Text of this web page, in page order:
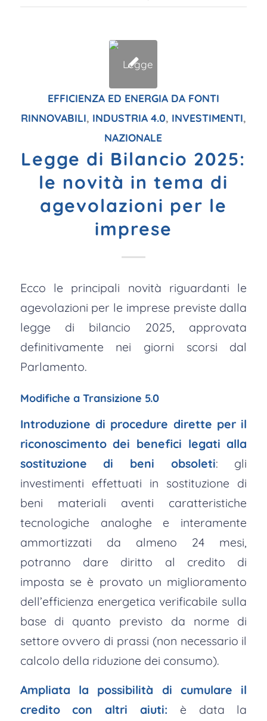
EFFICIENZA ED ENERGIA DA FONTI
RINNOVABILI, INDUSTRIA 4.0, INVESTIMENTI,
NAZIONALE
Legge di Bilancio 2025:
le novità in tema di
agevolazioni per le
imprese
Ecco le principali novità riguardanti le
agevolazioni per le imprese previste dalla
legge di bilancio 2025, approvata
definitivamente nei giorni scorsi dal
Parlamento.
Modifiche a Transizione 5.0
Introduzione di procedure dirette per il
riconoscimento dei benefici legati alla
sostituzione di beni obsoleti: gli
investimenti effettuati in sostituzione di
beni materiali aventi caratteristiche
tecnologiche analoghe e interamente
ammortizzati da almeno 24 mesi,
potranno dare diritto al credito di
imposta se è provato un miglioramento
dell’efficienza energetica verificabile sulla
base di quanto previsto da norme di
settore ovvero di prassi (non necessario il
calcolo della riduzione dei consumo).
Ampliata la possibilità di cumulare il
credito con altri aiuti: è data la